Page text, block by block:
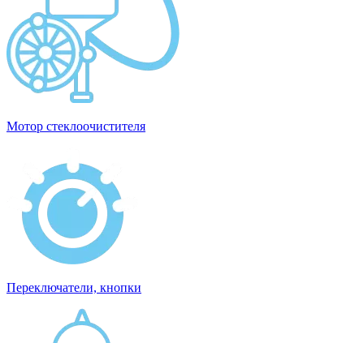
Мотор стеклоочистителя
Переключатели, кнопки